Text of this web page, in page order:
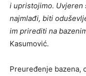
i upristojimo. Uvjeren
najmlađi, biti
im prirediti na
Kasumović.
Preuređenje bazena,